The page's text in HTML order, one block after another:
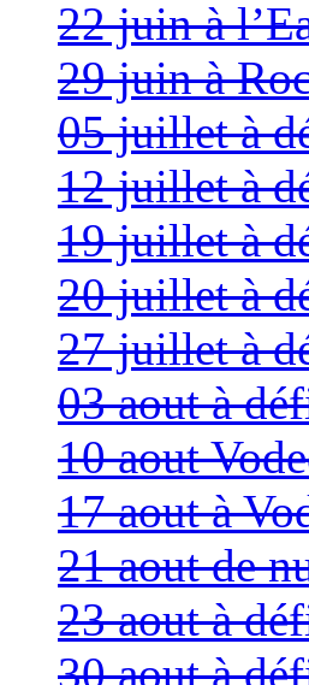
22 juin à
29 juin à
05 juillet à
12 juillet à
19 juillet à
20 juillet à
27 juillet à
03 aout à
10 aout
17 aout à
21 aout de
23 aout à
30 aout à